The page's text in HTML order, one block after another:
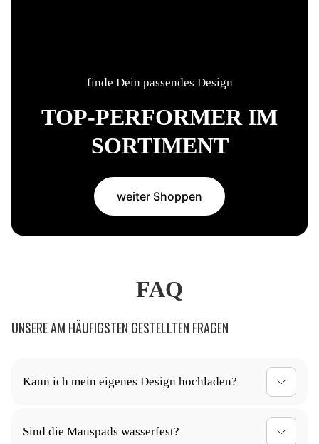
finde Dein passendes Design
TOP-PERFORMER IM
SORTIMENT
weiter Shoppen
FAQ
UNSERE AM HÄUFIGSTEN GESTELLTEN FRAGEN
Kann ich mein eigenes Design hochladen?
Vorstellungen gestalten! Lade dein individuelles
Sind die Mauspads wasserfest?